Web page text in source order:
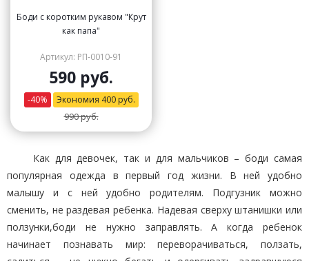
Боди с коротким рукавом "Крут
как папа"
Артикул: РП-0010-91
590 руб.
-40% Экономия 400руб.
990 руб.
Как для девочек, так и для мальчиков – боди самая
популярная одежда в первый год жизни. В ней удобно
малышу и с ней удобно родителям. Подгузник можно
сменить, не раздевая ребенка. Надевая сверху штанишки или
ползунки,боди не нужно заправлять. А когда ребенок
начинает познавать мир: переворачиваться, ползать,